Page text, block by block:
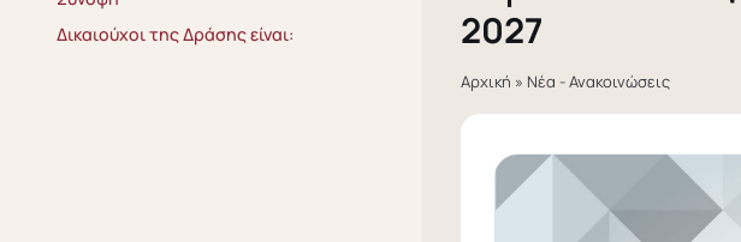
Δικαιούχοι της Δράσης είναι:
2027
Αρχική » Νέα - Ανακοινώσεις